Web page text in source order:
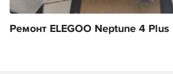
Ремонт ELEGOO Neptune 4 Plus